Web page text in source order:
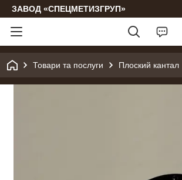
ЗАВОД «СПЕЦМЕТИЗГРУП»
Товари та послуги Плоский кантал